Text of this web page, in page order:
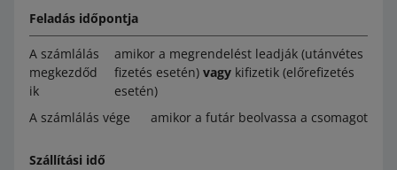
Feladás időpontja
A számlálás
megkezdőd
ik
amikor a megrendelést leadják (utánvétes
fizetés esetén)vagy kifizetik (előrefizetés
esetén)
A számlálás vége
amikor a futár beolvassa a csomagot
Szállítási idő